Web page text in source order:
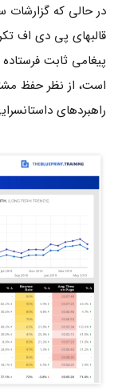
در حالی که گزارشات
قالبهای پی دی اف
پیغامی ثابت
است، از نظر حفظ
راهبردهای